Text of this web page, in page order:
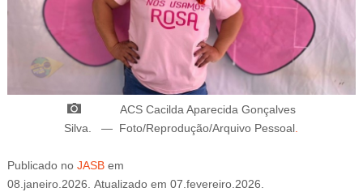
ACS Cacilda Aparecida Gonçalves
Silva.
— Foto/Reprodução/Arquivo Pessoal.
Publicado no JASB em
08.janeiro.2026. Atualizado em 07.fevereiro.2026.